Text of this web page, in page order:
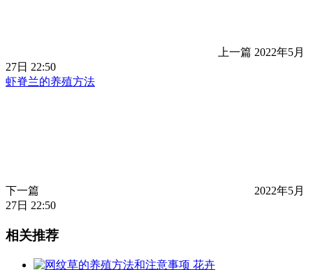
上一篇 2022年5月
27日 22:50
虾脊兰的养殖方法
下一篇
2022年5月
27日 22:50
相关推荐
花卉